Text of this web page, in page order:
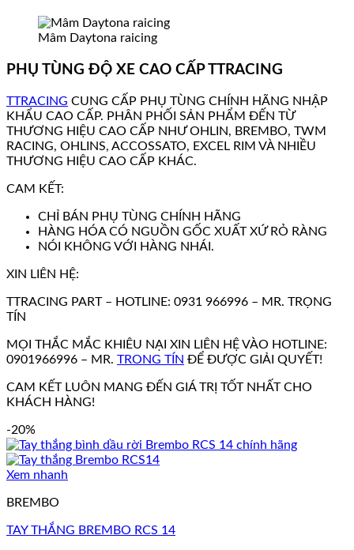
Mâm Daytona raicing
PHỤ TÙNG ĐỘ XE CAO CẤP TTRACING
TTRACING CUNG CẤP PHỤ TÙNG CHÍNH HÃNG NHẬP
KHẨU CAO CẤP. PHÂN PHỐI SẢN PHẨM ĐẾN TỪ
THƯƠNG HIỆU CAO CẤP NHƯ OHLIN, BREMBO, TWM
RACING, OHLINS, ACCOSSATO, EXCEL RIM VÀ NHIỀU
THƯƠNG HIỆU CAO CẤP KHÁC.
CAM KẾT:
CHỈ BÁN PHỤ TÙNG CHÍNH HÃNG
HÀNG HÓA CÓ NGUỒN GỐC XUẤT XỨ RỎ RÀNG
NÓI KHÔNG VỚI HÀNG NHÁI.
XIN LIÊN HỆ:
TTRACING PART – HOTLINE: 0931 966996 – MR. TRỌNG
TÍN
MỌI THẮC MẮC KHIÊU NẠI XIN LIÊN HỆ VÀO HOTLINE:
0901966996 – MR. TRONG TÍN ĐỂ ĐƯỢC GIẢI QUYẾT!
CAM KẾT LUÔN MANG ĐẾN GIÁ TRỊ TỐT NHẤT CHO
KHÁCH HÀNG!
-20%
Xem nhanh
BREMBO
TAY THẮNG BREMBO RCS 14